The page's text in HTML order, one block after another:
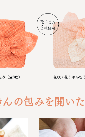
んの包みを開いた